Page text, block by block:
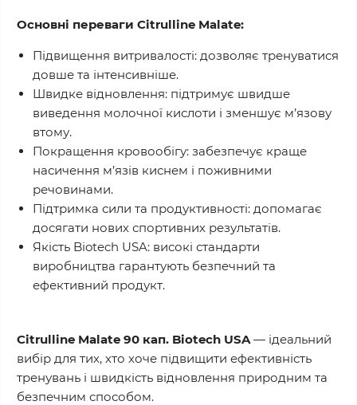
Основні переваги Citrulline Malate:
Підвищення витривалості: дозволяє тренуватися
довше та інтенсивніше.
Швидке відновлення: підтримує швидше
виведення молочної кислоти і зменшує м’язову
втому.
Покращення кровообігу: забезпечує краще
насичення м’язів киснем і поживними
речовинами.
Підтримка сили та продуктивності: допомагає
досягати нових спортивних результатів.
Якість Biotech USA: високі стандарти
виробництва гарантують безпечний та
ефективний продукт.
Citrulline Malate 90 кап. Biotech USA— ідеальний
вибір для тих, хто хоче підвищити ефективність
тренувань і швидкість відновлення природним та
безпечним способом.